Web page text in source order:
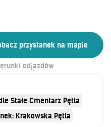
do ulg
ZK„KM”
biletów
u kierowców
System
odjazdów
Stałe Cmentarz Pętla
Krakowska Pętla